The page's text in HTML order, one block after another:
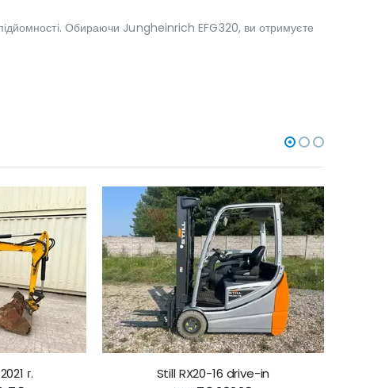
Обираючи Jungheinrich EFG320, ви отримуєте
г. Still RX20-16 drive-in